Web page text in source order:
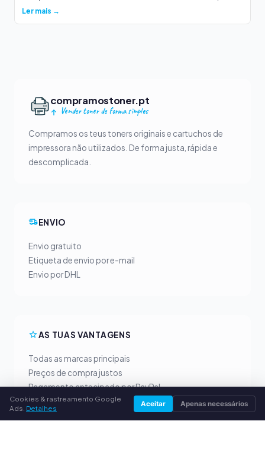
Ler mais →
compramostoner.pt
Vender toner de forma simples
Compramos os teus toners originais e cartuchos de
impressora não utilizados. De forma justa, rápida e
descomplicada.
ENVIO
Envio gratuito
Etiqueta de envio por e-mail
Envio por DHL
AS TUAS VANTAGENS
Todas as marcas principais
Preços de compra justos
Pagamento antecipado por PayPal
Aconselhamento personalizado
Cookies & rastreamento Google
Ads. Detalhes Aceitar Apenas necessários